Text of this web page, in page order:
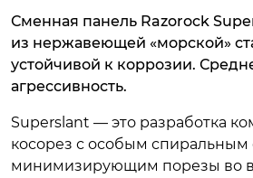
Сменная панель Razorock
из нержавеющей «морской»
устойчивой к коррозии.
агрессивность.
Superslant — это разработка
косорез с особым спиральным
минимизирующим порезы во